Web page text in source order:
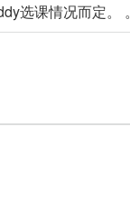
选课情况而定。 。